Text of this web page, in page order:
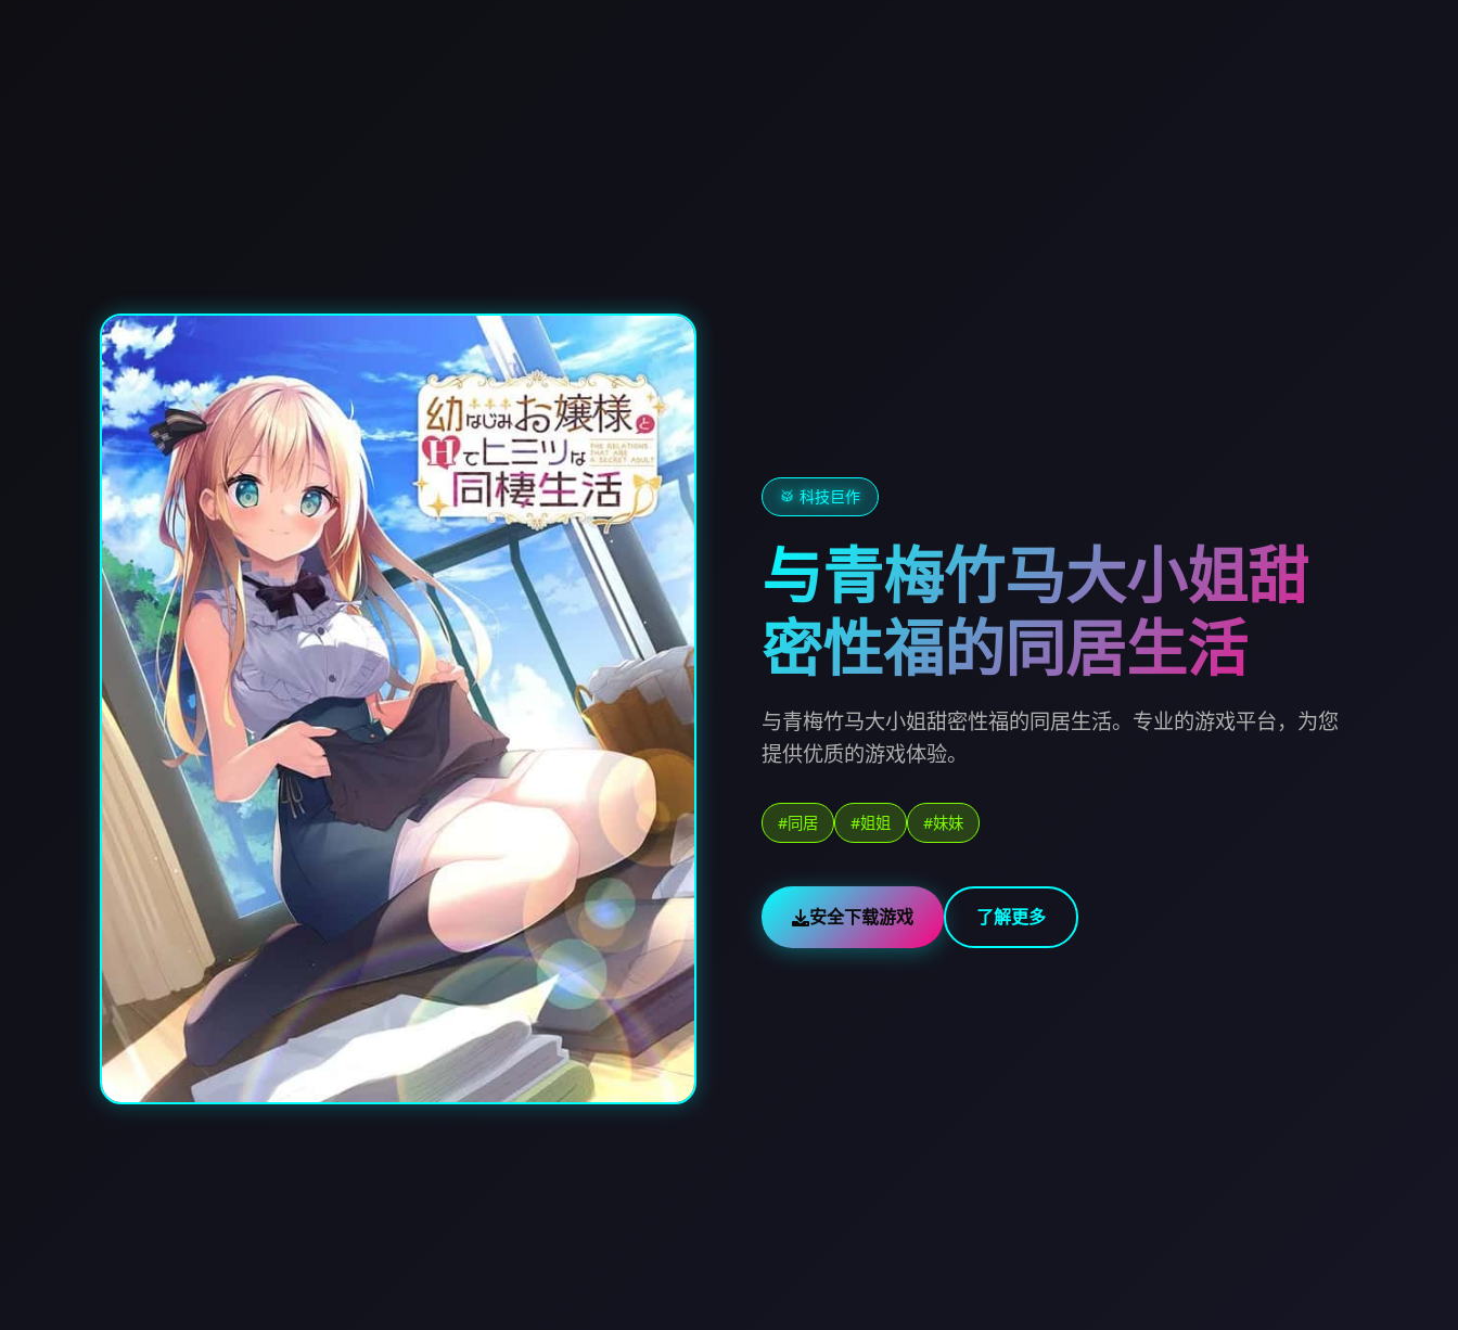
🥁 科技巨作
与青梅竹马大小姐甜
密性福的同居生活
与青梅竹马大小姐甜密性福的同居生活。专业的游戏平台，为您
提供优质的游戏体验。
#同居 #姐姐 #妹妹
安全下载游戏 了解更多